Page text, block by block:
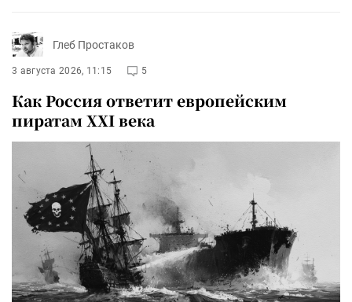
Глеб Простаков
3 августа 2026, 11:15 5
Как Россия ответит европейским
пиратам XXI века